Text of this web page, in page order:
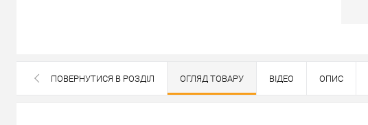
В наявності
ПОВЕРНУТИСЯ В РОЗДІЛ ОГЛЯД ТОВАРУ ВІДЕО ОПИС